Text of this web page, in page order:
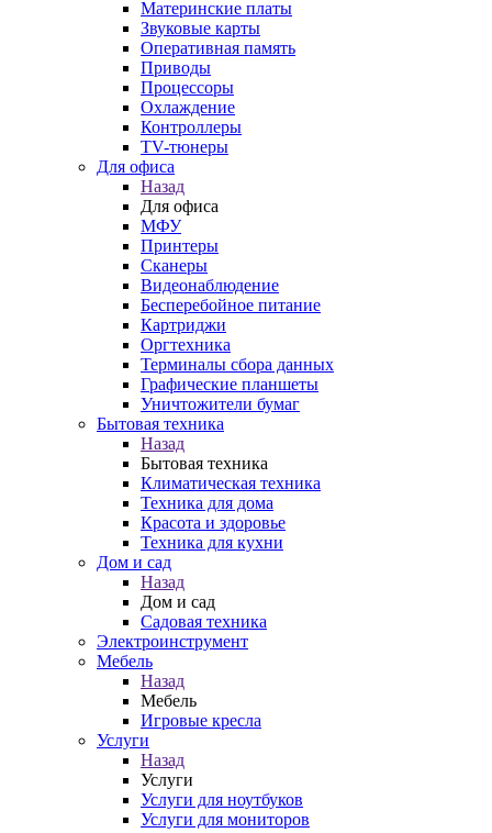
Материнские платы
Звуковые карты
Оперативная память
Приводы
Процессоры
Охлаждение
Контроллеры
TV-тюнеры
Для офиса
Назад
Для офиса
МФУ
Принтеры
Сканеры
Видеонаблюдение
Бесперебойное питание
Картриджи
Оргтехника
Терминалы сбора данных
Графические планшеты
Уничтожители бумаг
Бытовая техника
Назад
Бытовая техника
Климатическая техника
Техника для дома
Красота и здоровье
Техника для кухни
Дом и сад
Назад
Дом и сад
Садовая техника
Электроинструмент
Мебель
Назад
Мебель
Игровые кресла
Услуги
Назад
Услуги
Услуги для ноутбуков
Услуги для мониторов